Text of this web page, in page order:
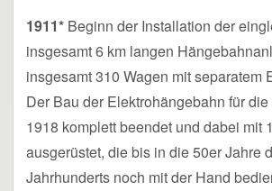
1911* Beginn der Installation der
insgesamt 6 km langen
insgesamt 310 Wagen mit separatem
Der Bau der Elektrohängebahn für
1918 komplett beendet und dabei mit
ausgerüstet, die bis in die 50er Jahre
Jahrhunderts noch mit der Hand